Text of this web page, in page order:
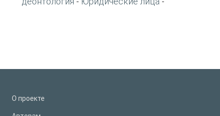
О проекте